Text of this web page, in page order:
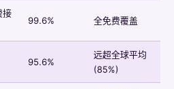
接
99.6% 全免费覆盖
95.6%
远超全球平均
(85%)